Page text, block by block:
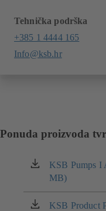
Tehnička podrška
+385 1 4444 165
Info@ksb.hr
Ponuda proizvoda
KSB Pumps I
MB)
(otvara
se
u
novoj
KSB Product
(otvara